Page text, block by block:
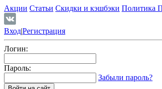
Акции Статьи Скидки и кэшбэки Политика
Вход|Регистрация
Логин:
Пароль:
Забыли пароль?